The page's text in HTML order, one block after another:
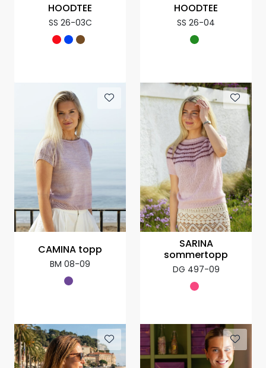
HOODTEE
SS 26-03C
HOODTEE
SS 26-04
CAMINA topp
BM 08-09
SARINA
sommertopp
DG 497-09